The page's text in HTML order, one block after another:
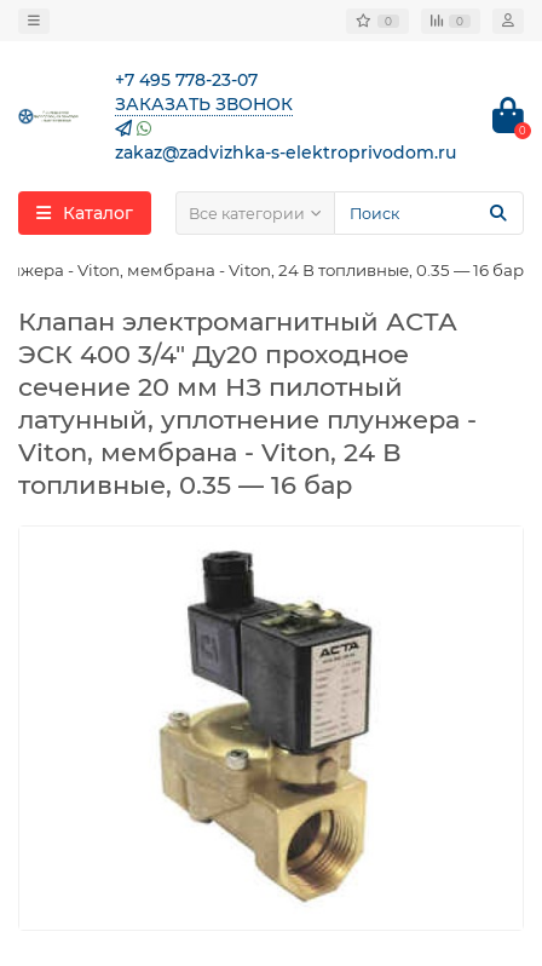
0 0
+7 495 778-23-07
ЗАКАЗАТЬ ЗВОНОК
zakaz@zadvizhka-s-elektroprivodom.ru
0
Каталог Все категории
- Viton, мембрана - Viton, 24 В топливные, 0.35 — 16 бар
Клапан электромагнитный АСТА
ЭСК 400 3/4″ Ду20 проходное
сечение 20 мм НЗ пилотный
латунный, уплотнение плунжера -
Viton, мембрана - Viton, 24 В
топливные, 0.35 — 16 бар